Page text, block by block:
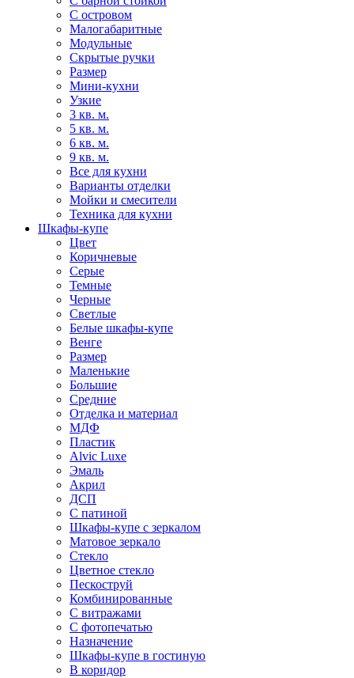
С островом
Малогабаритные
Модульные
Скрытые ручки
Размер
Мини-кухни
Узкие
3 кв. м.
5 кв. м.
6 кв. м.
9 кв. м.
Все для кухни
Варианты отделки
Мойки и смесители
Техника для кухни
Шкафы-купе
Цвет
Коричневые
Серые
Темные
Черные
Светлые
Белые шкафы-купе
Венге
Размер
Маленькие
Большие
Средние
Отделка и материал
МДФ
Пластик
Alvic Luxe
Эмаль
Акрил
ДСП
С патиной
Шкафы-купе с зеркалом
Матовое зеркало
Стекло
Цветное стекло
Пескоструй
Комбинированные
С витражами
С фотопечатью
Назначение
Шкафы-купе в гостиную
В коридор